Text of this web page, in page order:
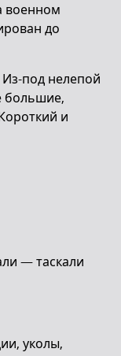
военном
до
под нелепой
большие,
и
— таскали
уколы,